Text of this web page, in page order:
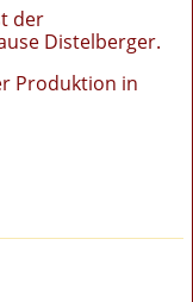
der
Distelberger.
Produktion in